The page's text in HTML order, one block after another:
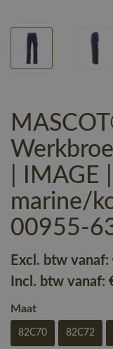
| IMAGE
marine/
00955-
Excl. btw vanaf:
Incl. btw vanaf:
Maat
82C70 82C72